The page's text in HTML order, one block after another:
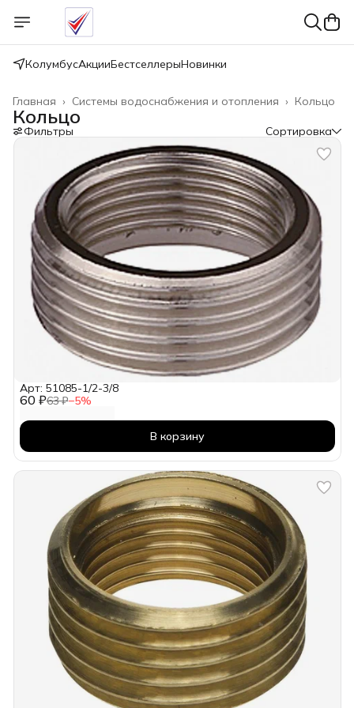
КолумбусАкцииБестселлерыНовинки
Кольцо
Системы водоснабжения и отопления ›
Главная ›
Кольцо
Фильтры Сортировка
60 ₽63 ₽−5%
Арт: 51085-1/2-3/8
В корзину